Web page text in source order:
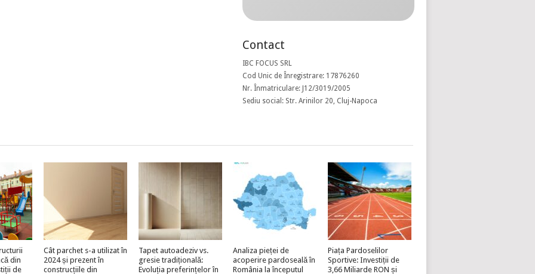
Contact
IBC FOCUS SRL
Cod Unic de Înregistrare: 17876260
Nr. Înmatriculare: J12/3019/2005
Sediu social: Str. Arinilor 20, Cluj-Napoca
din
de
Cât parchet s-a utilizat în
2024 și prezent în
construcțiile din
Tapet autoadeziv vs.
gresie tradițională:
Evoluția preferințelor în
Analiza pieței de
acoperire pardoseală în
România la începutul
Piața Pardoselilor
Sportive: Investiții de
3,66 Miliarde RON și